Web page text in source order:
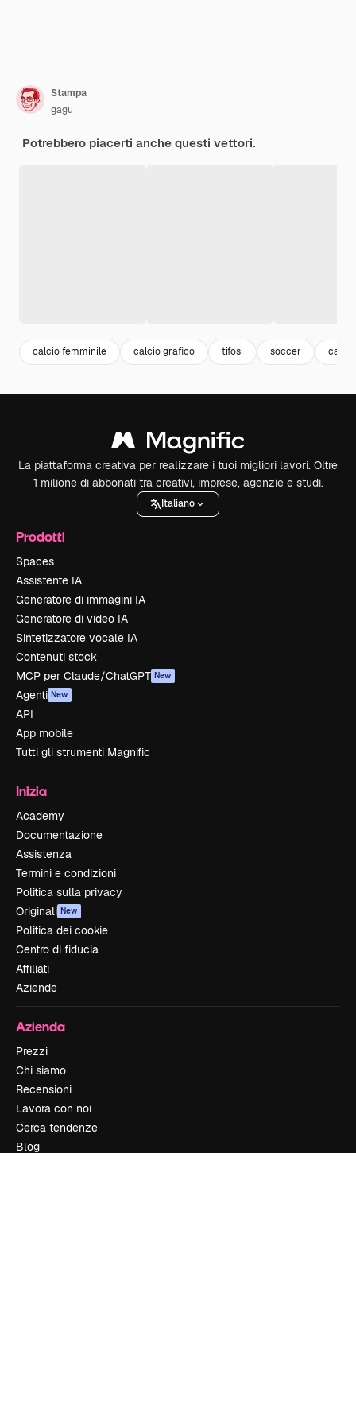
Stampa
gagu
Potrebbero piacerti anche questi vettori.
calcio femminile calcio grafico tifosi soccer calcio
La piattaforma creativa per realizzare i tuoi migliori lavori. Oltre
1 milione di abbonati tra creativi, imprese, agenzie e studi.
Italiano
Prodotti
Spaces
Assistente IA
Generatore di immagini IA
Generatore di video IA
Sintetizzatore vocale IA
Contenuti stock
MCP per Claude/ChatGPT New
Agenti New
API
App mobile
Tutti gli strumenti Magnific
Inizia
Academy
Documentazione
Assistenza
Termini e condizioni
Politica sulla privacy
Originali New
Politica dei cookie
Centro di fiducia
Affiliati
Aziende
Azienda
Prezzi
Chi siamo
Recensioni
Lavora con noi
Cerca tendenze
Blog